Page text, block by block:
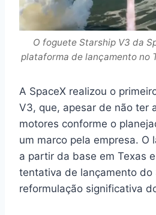
O foguete Starship V3 da
plataforma de lançamento no
A SpaceX realizou o
V3, que, apesar de não ter
motores conforme o
um marco pela empresa. O
a partir da base em Texas
tentativa de lançamento do
reformulação significativa